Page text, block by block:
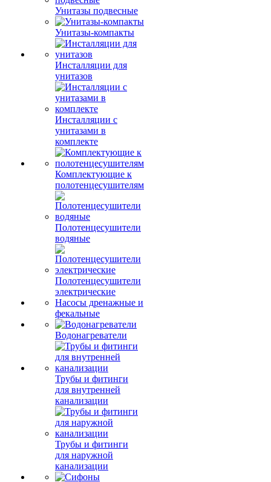
Унитазы подвесные
Унитазы-компакты
Инсталляции для
унитазов
Инсталляции с
унитазами в
комплекте
Комплектующие к
полотенцесушителям
Полотенцесушители
водяные
Полотенцесушители
электрические
Насосы дренажные и
фекальные
Водонагреватели
Трубы и фитинги
для внутренней
канализации
Трубы и фитинги
для наружной
канализации